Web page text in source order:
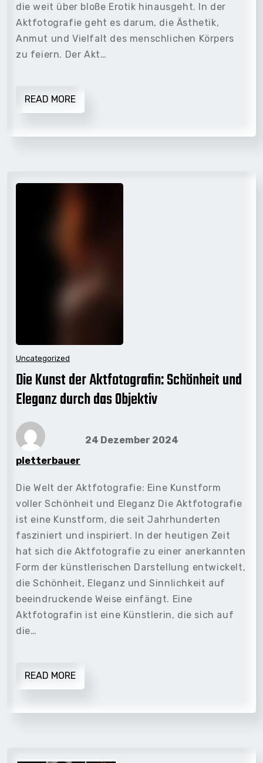
die weit über bloße Erotik hinausgeht. In der
Aktfotografie geht es darum, die Ästhetik,
Anmut und Vielfalt des menschlichen Körpers
zu feiern. Der Akt…
READ MORE
Uncategorized
Die Kunst der Aktfotografin: Schönheit und
Eleganz durch das Objektiv
pletterbauer
24 Dezember 2024
Die Welt der Aktfotografie: Eine Kunstform
voller Schönheit und Eleganz Die Aktfotografie
ist eine Kunstform, die seit Jahrhunderten
fasziniert und inspiriert. In der heutigen Zeit
hat sich die Aktfotografie zu einer anerkannten
Form der künstlerischen Darstellung entwickelt,
die Schönheit, Eleganz und Sinnlichkeit auf
beeindruckende Weise einfängt. Eine
Aktfotografin ist eine Künstlerin, die sich auf
die…
READ MORE